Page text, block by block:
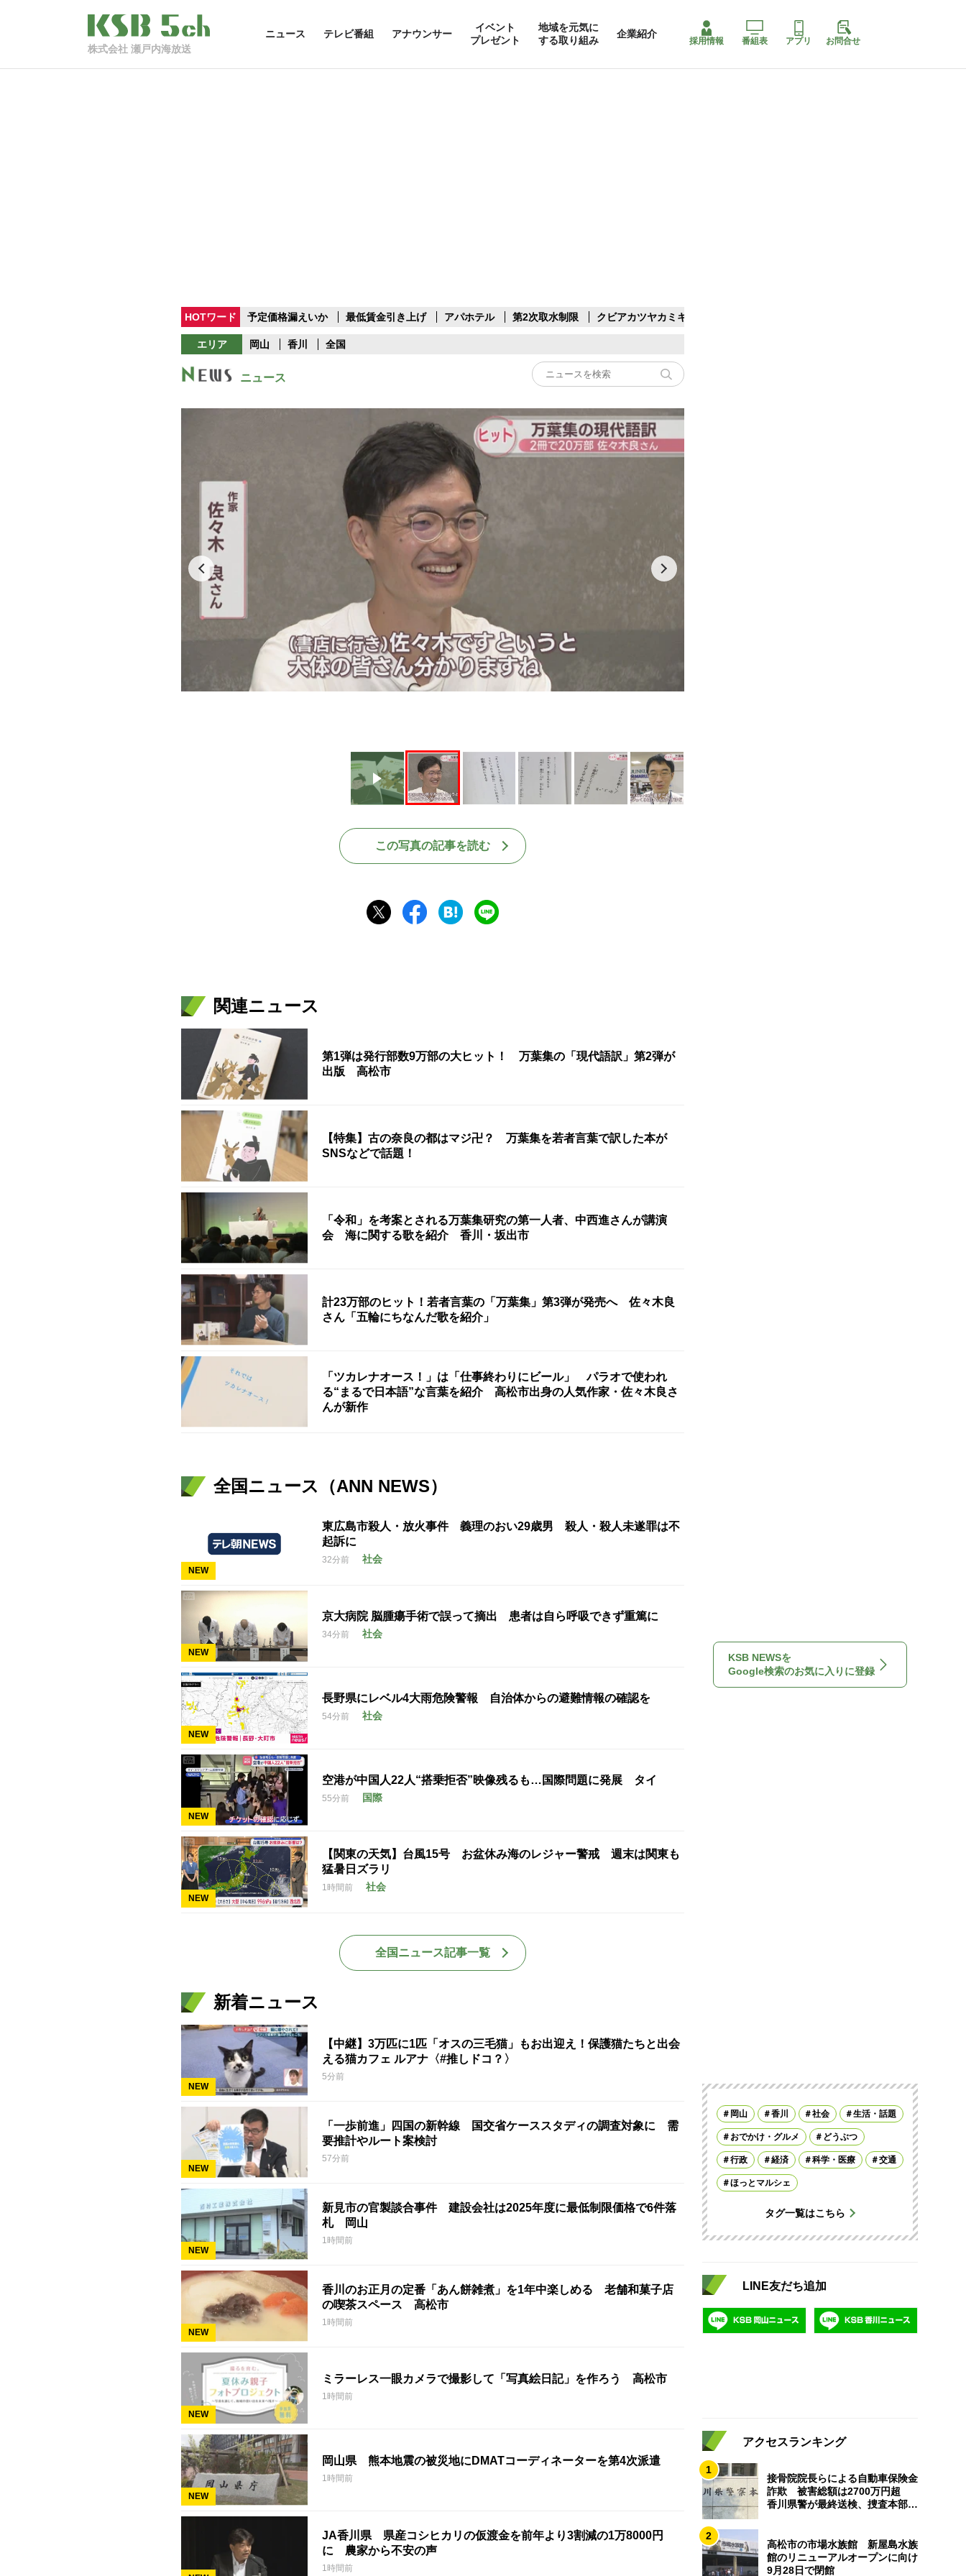
株式会社 瀬戸内海放送
ニュース テレビ番組 アナウンサー
イベント
プレゼント
地域を元気に
する取り組み
企業紹介
採用情報 番組表 アプリ お問合せ
HOTワード 予定価格漏えいか 最低賃金引き上げ アパホテル 第2次取水制限 クビアカツヤカミキリ
エリア 岡山 香川 全国
ニュース
Play
この写真の記事を読む
関連ニュース
第1弾は発行部数9万部の大ヒット！ 万葉集の「現代語訳」第2弾が
出版 高松市
【特集】古の奈良の都はマジ卍？ 万葉集を若者言葉で訳した本が
SNSなどで話題！
「令和」を考案とされる万葉集研究の第一人者、中西進さんが講演
会 海に関する歌を紹介 香川・坂出市
計23万部のヒット！若者言葉の「万葉集」第3弾が発売へ 佐々木良
さん「五輪にちなんだ歌を紹介」
「ツカレナオース！」は「仕事終わりにビール」 パラオで使われ
る“まるで日本語”な言葉を紹介 高松市出身の人気作家・佐々木良さ
んが新作
全国ニュース（ANN NEWS）
NEW
東広島市殺人・放火事件 義理のおい29歳男 殺人・殺人未遂罪は不
起訴に
32分前 社会
NEW
京大病院 脳腫瘍手術で誤って摘出 患者は自ら呼吸できず重篤に
34分前 社会
NEW
長野県にレベル4大雨危険警報 自治体からの避難情報の確認を
54分前 社会
NEW
空港が中国人22人“搭乗拒否”映像残るも…国際問題に発展 タイ
55分前 国際
NEW
【関東の天気】台風15号 お盆休み海のレジャー警戒 週末は関東も
猛暑日ズラリ
1時間前 社会
全国ニュース記事一覧
新着ニュース
NEW
【中継】3万匹に1匹「オスの三毛猫」もお出迎え！保護猫たちと出会
える猫カフェ ルアナ〈#推しドコ？〉
5分前
NEW
「一歩前進」四国の新幹線 国交省ケーススタディの調査対象に 需
要推計やルート案検討
57分前
NEW
新見市の官製談合事件 建設会社は2025年度に最低制限価格で6件落
札 岡山
1時間前
NEW
香川のお正月の定番「あん餅雑煮」を1年中楽しめる 老舗和菓子店
の喫茶スペース 高松市
1時間前
NEW
ミラーレス一眼カメラで撮影して「写真絵日記」を作ろう 高松市
1時間前
NEW
岡山県 熊本地震の被災地にDMATコーディネーターを第4次派遣
1時間前
JA香川県 県産コシヒカリの仮渡金を前年より3割減の1万8000円
に 農家から不安の声
1時間前
KSB NEWSを
Google検索のお気に入りに登録
岡山 香川 社会 生活・話題
おでかけ・グルメ どうぶつ
行政 経済 科学・医療 交通
ほっとマルシェ
タグ一覧はこちら
LINE友だち追加
アクセスランキング
1
接骨院院長らによる自動車保険金
詐欺 被害総額は2700万円超
香川県警が最終送検、捜査本部解
2
高松市の市場水族館 新屋島水族
館のリニューアルオープンに向け
9月28日で閉館